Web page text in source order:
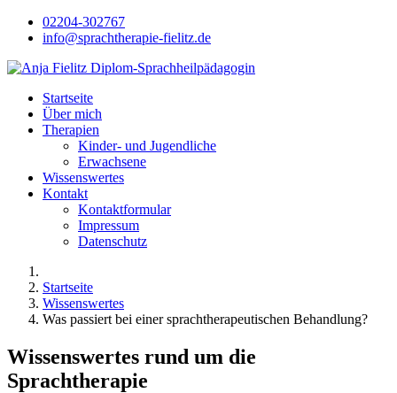
02204-302767
info@sprachtherapie-fielitz.de
Startseite
Über mich
Therapien
Kinder- und Jugendliche
Erwachsene
Wissenswertes
Kontakt
Kontaktformular
Impressum
Datenschutz
Startseite
Wissenswertes
Was passiert bei einer sprachtherapeutischen Behandlung?
Wissenswertes rund um die
Sprachtherapie